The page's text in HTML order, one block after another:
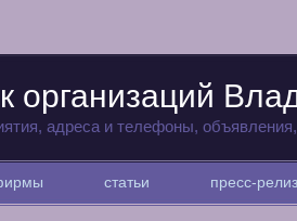
организаций
адреса и телефоны,
статьи пресс-